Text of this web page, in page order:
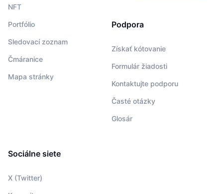
NFT
Portfólio
Sledovací zoznam
Čmáranice
Mapa stránky
Podpora
Získať kótovanie
Formulár žiadosti
Kontaktujte podporu
Časté otázky
Glosár
Sociálne siete
X (Twitter)